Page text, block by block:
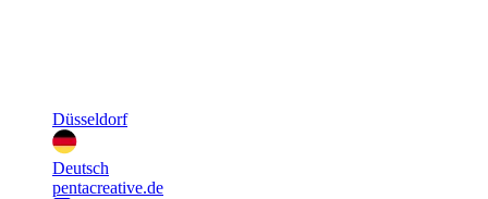
Düsseldorf
Deutsch
pentacreative.de